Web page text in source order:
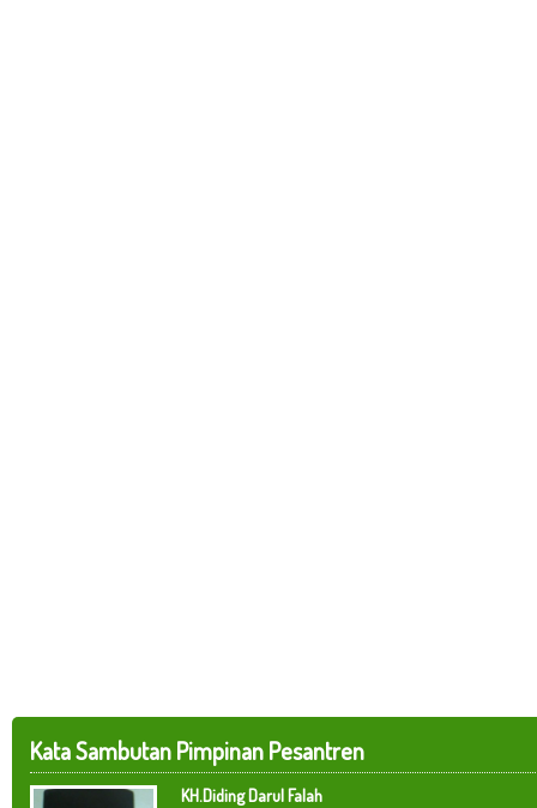
Kata Sambutan Pimpinan Pesantren
KH.Diding Darul Falah